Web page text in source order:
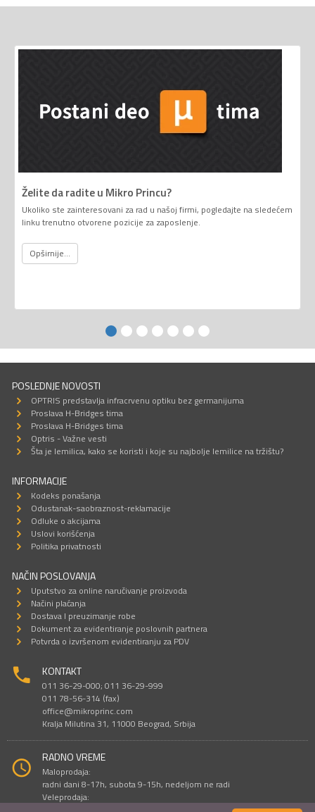
Želite da radite u Mikro Princu?
Ukoliko ste zainteresovani za rad u našoj firmi, pogledajte na sledećem
linku trenutno otvorene pozicije za zaposlenje.
Opširnije...
POSLEDNJE NOVOSTI
OPTRIS predstavlja infracrvenu optiku bez germanijuma
Proslava H-Bridges tima
Proslava H-Bridges tima
Optris - Važne vesti
Šta je lemilica, kako se koristi i koje su najbolje lemilice na tržištu?
INFORMACIJE
Kodeks ponašanja
Odustanak-saobraznost-reklamacije
Odluke o akcijama
Uslovi korišćenja
Politika privatnosti
NAČIN POSLOVANJA
Uputstvo za online naručivanje proizvoda
Načini plaćanja
Dostava I preuzimanje robe
Dokument za evidentiranje poslovnih partnera
Potvrda o izvršenom evidentiranju za PDV
KONTAKT
011 36-29-000; 011 36-29-999
011 78-56-314 (fax)
office@mikroprinc.com
Kralja Milutina 31, 11000 Beograd, Srbija
RADNO VREME
Maloprodaja:
radni dani 8-17h, subota 9-15h, nedeljom ne radi
Veleprodaja: